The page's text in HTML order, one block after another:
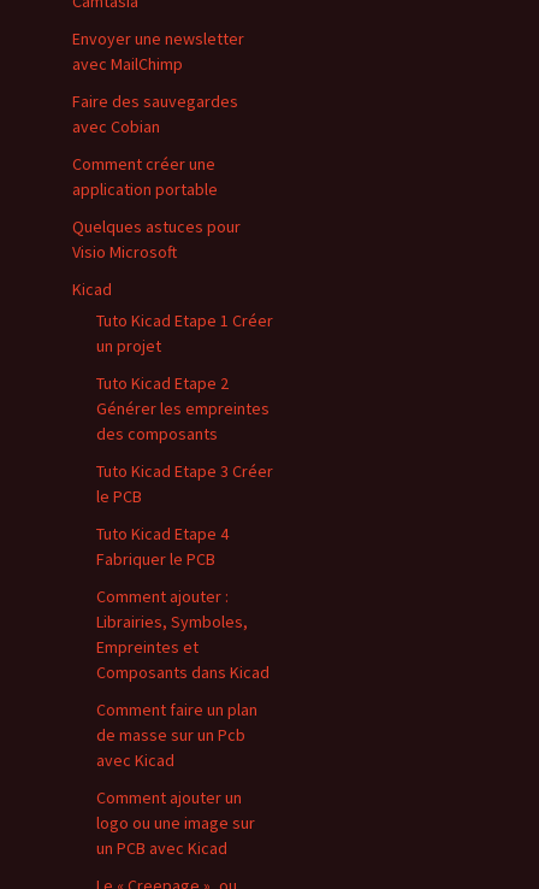
Envoyer une newsletter
avec MailChimp
Faire des sauvegardes
avec Cobian
Comment créer une
application portable
Quelques astuces pour
Visio Microsoft
Kicad
Tuto Kicad Etape 1 Créer
un projet
Tuto Kicad Etape 2
Générer les empreintes
des composants
Tuto Kicad Etape 3 Créer
le PCB
Tuto Kicad Etape 4
Fabriquer le PCB
Comment ajouter :
Librairies, Symboles,
Empreintes et
Composants dans Kicad
Comment faire un plan
de masse sur un Pcb
avec Kicad
Comment ajouter un
logo ou une image sur
un PCB avec Kicad